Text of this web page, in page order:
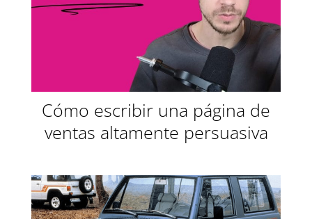
Cómo escribir una página de
ventas altamente persuasiva